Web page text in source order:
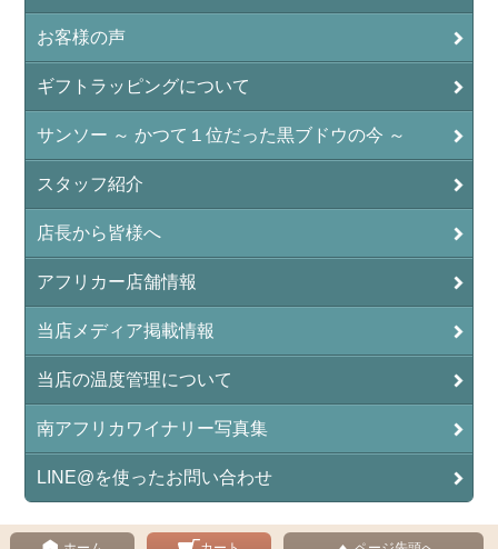
お客様の声
ギフトラッピングについて
サンソー ～ かつて１位だった黒ブドウの今 ～
スタッフ紹介
店長から皆様へ
アフリカー店舗情報
当店メディア掲載情報
当店の温度管理について
南アフリカワイナリー写真集
LINE@を使ったお問い合わせ